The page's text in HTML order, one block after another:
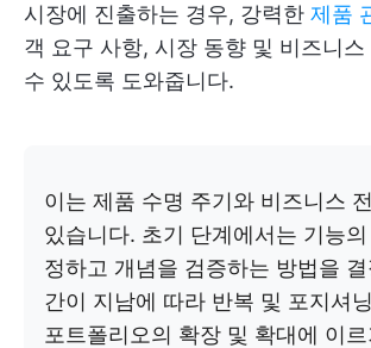
시장에 진출하는 경우, 강력한 제품
객 요구 사항, 시장 동향 및 비즈니
수 있도록 도와줍니다.
이는 제품 수명 주기와 비즈니스
있습니다. 초기 단계에서는 기능
정하고 개념을 검증하는 방법을
간이 지남에 따라 반복 및 포지셔
포트폴리오의 확장 및 확대에 이